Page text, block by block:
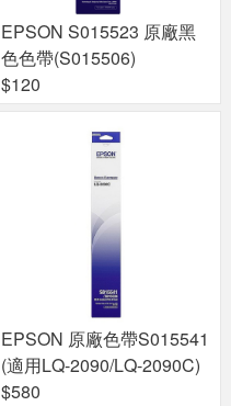
EPSON S015523 原廠黑
色色帶(S015506)
$120
EPSON 原廠色帶S015541
(適用LQ-2090/LQ-2090C)
$580